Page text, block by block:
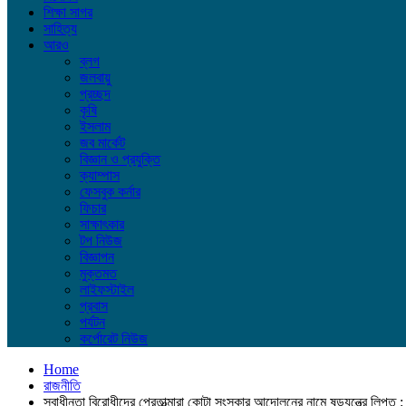
শিক্ষা সাগর
সাহিত্য
আরও
ব্লগ
জলবায়ু
প্রচ্ছদ
কৃষি
ইসলাম
জব মার্কেট
বিজ্ঞান ও প্রযুক্তি
ক্যাম্পাস
ফেসবুক কর্নার
ফিচার
সাক্ষাৎকার
টপ নিউজ
বিজ্ঞাপন
মুক্তমত
লাইফস্টাইল
প্রবাস
পর্যটন
কর্পোরেট নিউজ
Home
রাজনীতি
স্বাধীনতা বিরোধীদের প্রেতাত্মারা কোটা সংস্কার আন্দোলনের নামে ষড়যন্ত্রে লিপ্ত :